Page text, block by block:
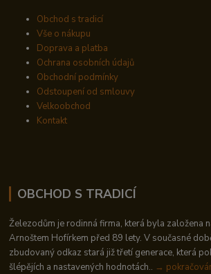
Obchod s tradicí
Vše o nákupu
Doprava a platba
Ochrana osobních údajů
Obchodní podmínky
Odstoupení od smlouvy
Velkoobchod
Kontakt
OBCHOD S TRADICÍ
Železodům je rodinná firma, která byla založena
Arnoštem Hofírkem před 89 lety. V současné
zbudovaný odkaz stará již třetí generace, která
šlépějích a nastavených hodnotách.. →